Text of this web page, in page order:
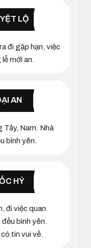
LỘ
đi gặp hạn, việc
mới an.
AN
Tây, Nam. Nhà
bình yên.
HỶ
đi việc quan
bình yên.
tin vui về.